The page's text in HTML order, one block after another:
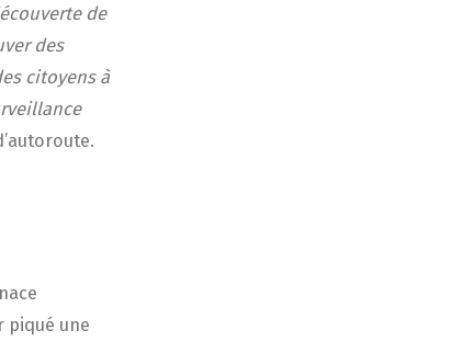
de
des
citoyens à
piqué une